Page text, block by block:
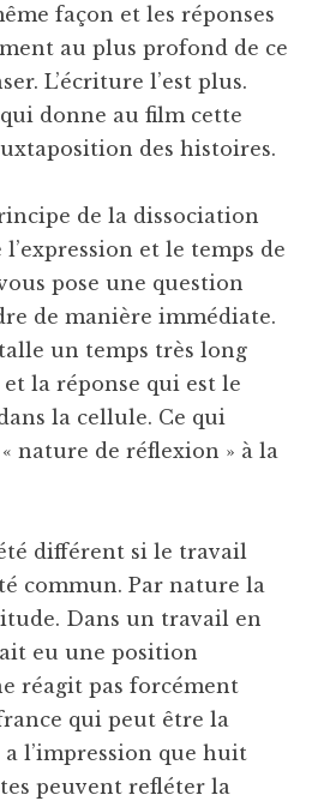
façon et les réponses
au plus profond de ce
L’écriture l’est plus.
qui donne au film cette
des histoires.
de la dissociation
et le temps de
pose une question
de manière immédiate.
un temps très long
la réponse qui est le
la cellule. Ce qui
nature de réflexion » à la
différent si le travail
commun. Par nature la
Dans un travail en
eu une position
réagit pas forcément
qui peut être la
l’impression que huit
peuvent refléter la